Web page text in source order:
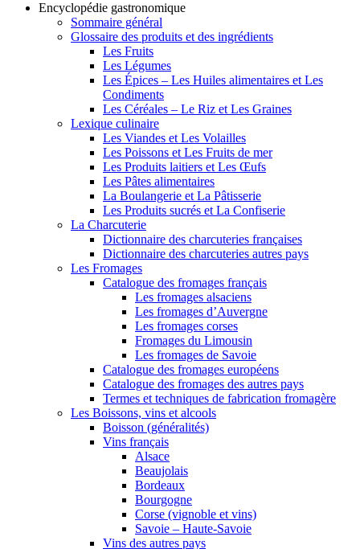
Encyclopédie gastronomique
Sommaire général
Glossaire des produits et des ingrédients
Les Fruits
Les Légumes
Les Épices – Les Huiles alimentaires et Les
Condiments
Les Céréales – Le Riz et Les Graines
Lexique culinaire
Les Viandes et Les Volailles
Les Poissons et Les Fruits de mer
Les Produits laitiers et Les Œufs
Les Pâtes alimentaires
La Boulangerie et La Pâtisserie
Les Produits sucrés et La Confiserie
La Charcuterie
Dictionnaire des charcuteries françaises
Dictionnaire des charcuteries autres pays
Les Fromages
Catalogue des fromages français
Les fromages alsaciens
Les fromages d’Auvergne
Les fromages corses
Fromages du Limousin
Les fromages de Savoie
Catalogue des fromages européens
Catalogue des fromages des autres pays
Termes et techniques de fabrication fromagère
Les Boissons, vins et alcools
Boisson (généralités)
Vins français
Alsace
Beaujolais
Bordeaux
Bourgogne
Corse (vignoble et vins)
Savoie – Haute-Savoie
Vins des autres pays